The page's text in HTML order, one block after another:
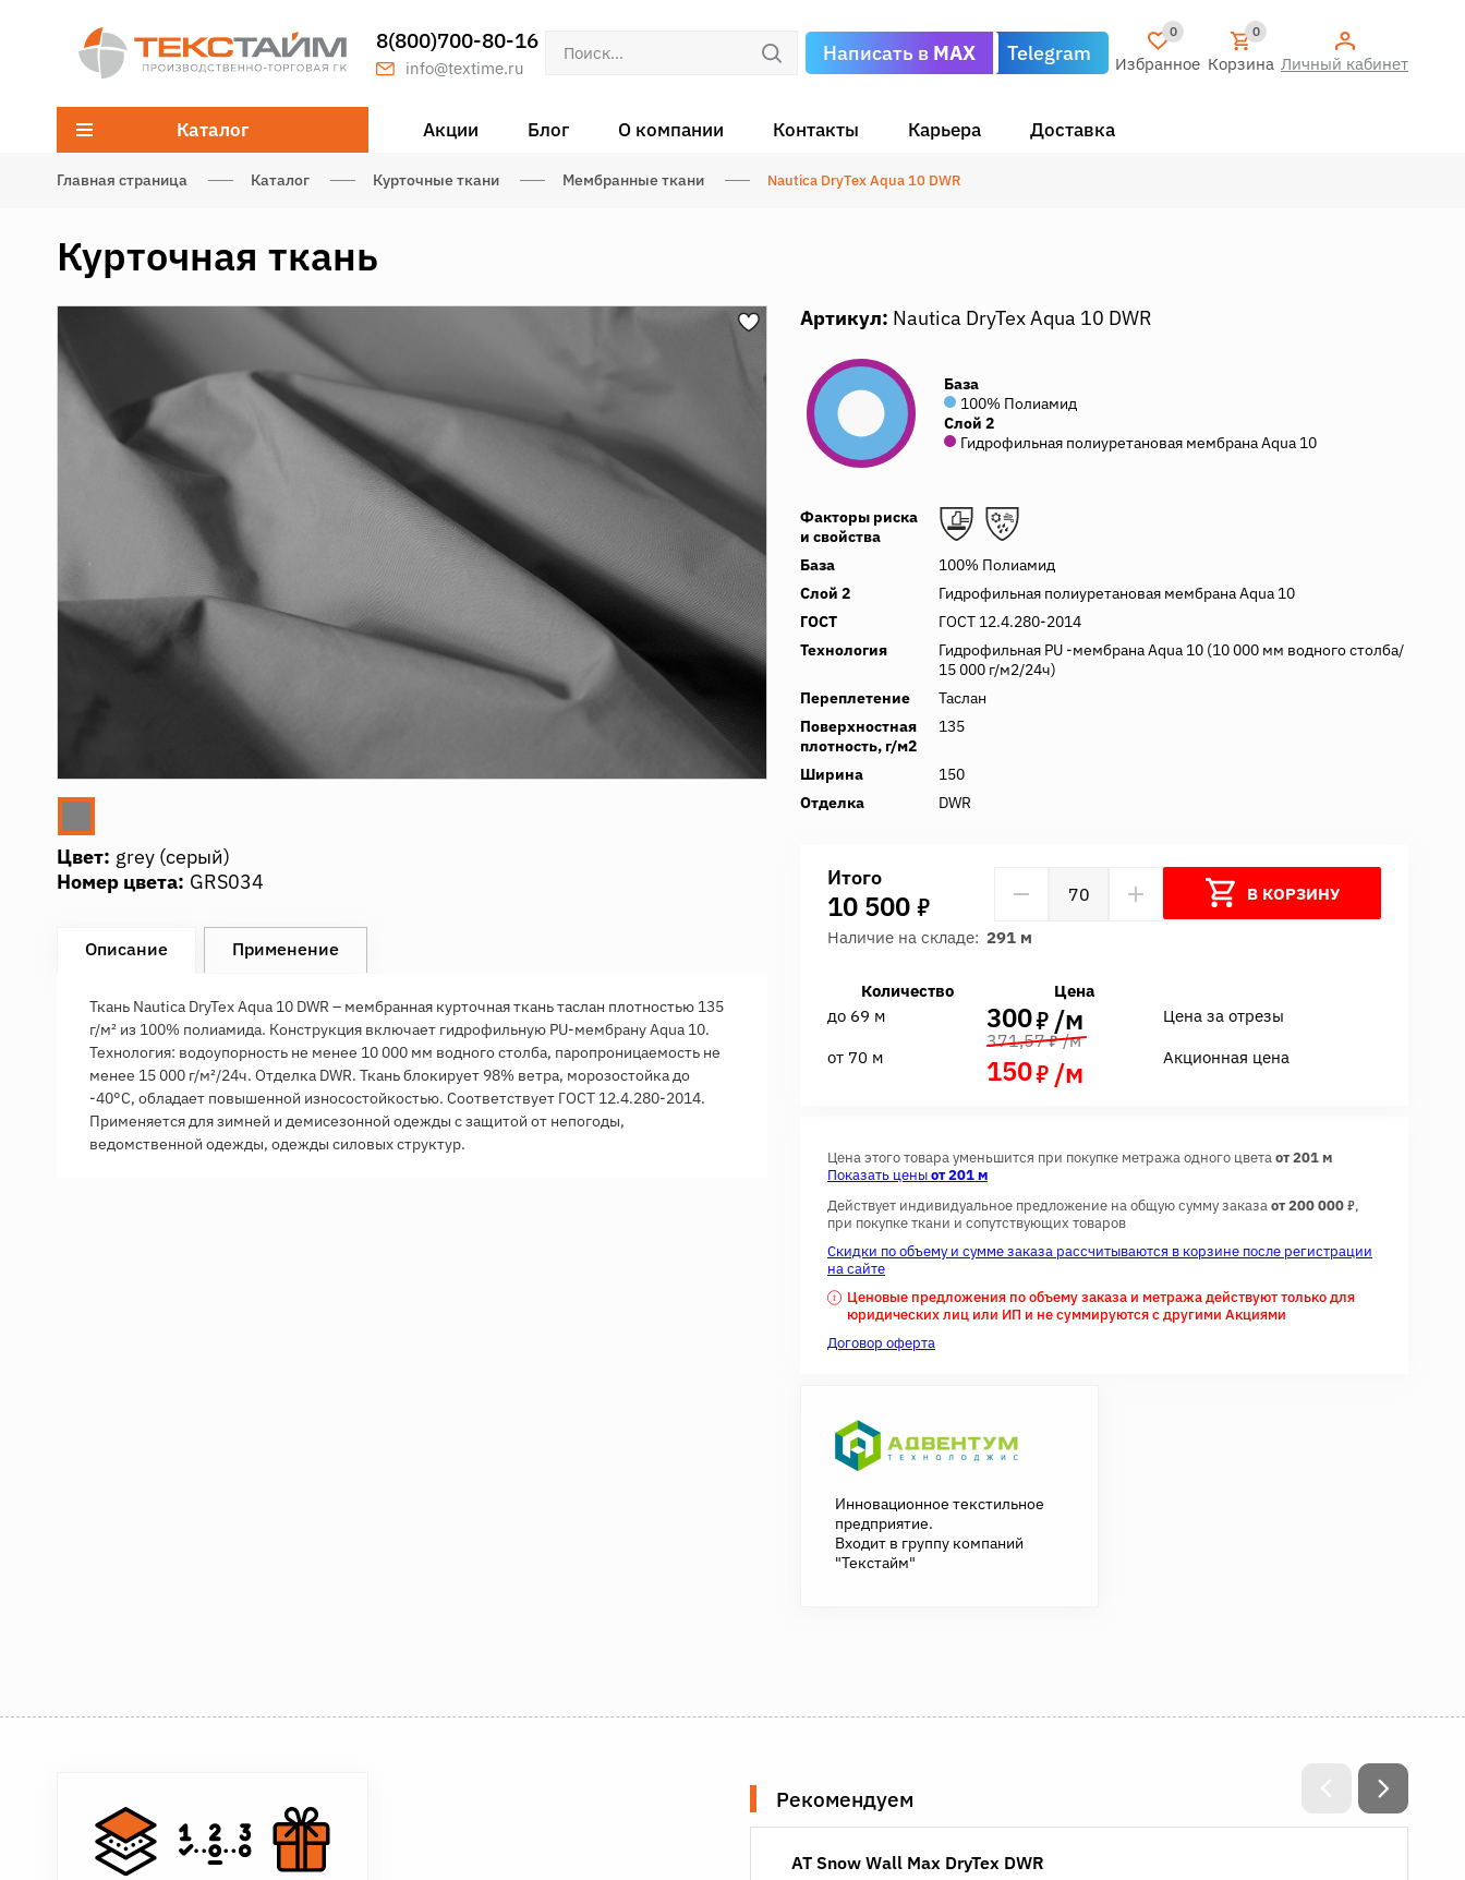
8(800)700-80-16
info@textime.ru
Написать в MAX Telegram
0
Избранное
0
Корзина Личный кабинет
Каталог Акции Блог О компании Контакты Карьера Доставка
Главная страница Каталог Курточные ткани Мембранные ткани Nautica DryTex Aqua 10 DWR
Курточная ткань
Цвет: grеy (серый)
Номер цвета: GRS034
Описание Применение
Ткань Nautica DryTex Aqua 10 DWR – мембранная курточная ткань таслан плотностью 135
г/м² из 100% полиамида. Конструкция включает гидрофильную PU-мембрану Aqua 10.
Технология: водоупорность не менее 10 000 мм водного столба, паропроницаемость не
менее 15 000 г/м²/24ч. Отделка DWR. Ткань блокирует 98% ветра, морозостойка до
-40°С, обладает повышенной износостойкостью. Соответствует ГОСТ 12.4.280-2014.
Применяется для зимней и демисезонной одежды с защитой от непогоды,
ведомственной одежды, одежды силовых структур.
Артикул: Nautica DryTex Aqua 10 DWR
База
100% Полиамид
Слой 2
Гидрофильная полиуретановая мембрана Aqua 10
Факторы риска
и свойства
База
100% Полиамид
Слой 2
Гидрофильная полиуретановая мембрана Aqua 10
ГОСТ
ГОСТ 12.4.280-2014
Технология
Гидрофильная PU -мембрана Aqua 10 (10 000 мм водного столба/
15 000 г/м2/24ч)
Переплетение
Таслан
Поверхностная
плотность, г/м2
135
Ширина
150
Отделка
DWR
Итого
10 500 7
Наличие на складе: 291 м
В КОРЗИНУ
Количество
Цена
до 69 м
3007 /м
Цена за отрезы
от 70 м
1507 /м
371,577 /м
Акционная цена
Цена этого товара уменьшится при покупке метража одного цветаот 201 м
Показать ценыот 201 м
Действует индивидуальное предложение на общую сумму заказаот 200 0007,
при покупке ткани и сопутствующих товаров
Скидки по объему и сумме заказа рассчитываются в корзине после регистрации
на сайте
Ценовые предложения по объему заказа и метража действуют только для
юридических лиц или ИП и не суммируются с другими Акциями
Договор оферта
Инновационное текстильное
предприятие.
Входит в группу компаний
"Текстайм"
Рекомендуем
AT Snow Wall Max DryTex DWR